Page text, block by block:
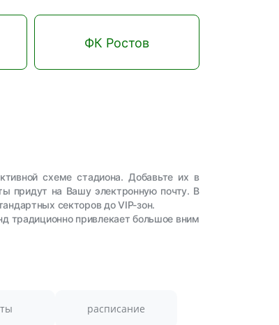
ФК Ростов
схеме стадиона. Добавьте их в
придут на Вашу электронную почту. В
секторов до VIP-зон.
традиционно привлекает большое вним
расписание